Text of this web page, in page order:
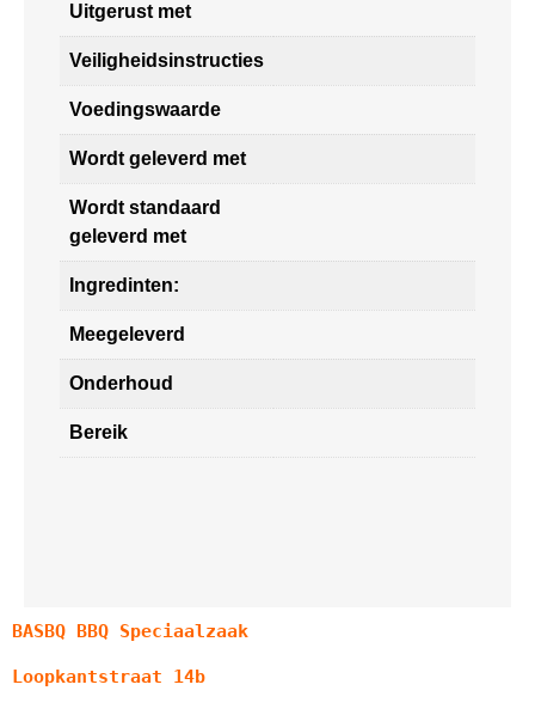
Uitgerust met
Veiligheidsinstructies
Voedingswaarde
Wordt geleverd met
Wordt standaard
geleverd met
Ingredinten:
Meegeleverd
Onderhoud
Bereik
BASBQ BBQ Speciaalzaak
Loopkantstraat 14b